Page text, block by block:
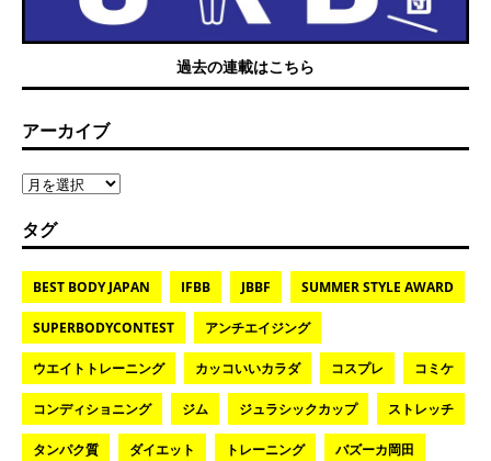
過去の連載はこちら
アーカイブ
タグ
BEST BODY JAPAN IFBB JBBF SUMMER STYLE AWARD
SUPERBODYCONTEST アンチエイジング
ウエイトトレーニング カッコいいカラダ コスプレ コミケ
コンディショニング ジム ジュラシックカップ ストレッチ
タンパク質 ダイエット トレーニング バズーカ岡田